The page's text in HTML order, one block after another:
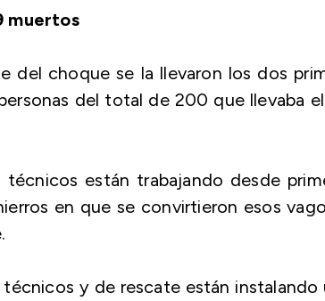
muertos
del choque se la llevaron los dos
del total de 200 que llevaba
técnicos están trabajando desde
en que se convirtieron esos
y de rescate están instalando